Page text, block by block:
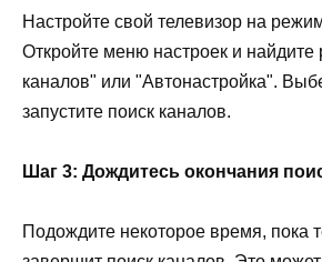
Настройте свой телевизор на
Откройте меню настроек и найдите
каналов" или "Автонастройка".
запустите поиск каналов.
Шаг 3: Дождитесь окончания
Подождите некоторое время, пока